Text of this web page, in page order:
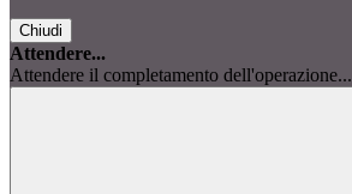
Chiudi
Attendere...
Attendere il completamento dell'operazione...